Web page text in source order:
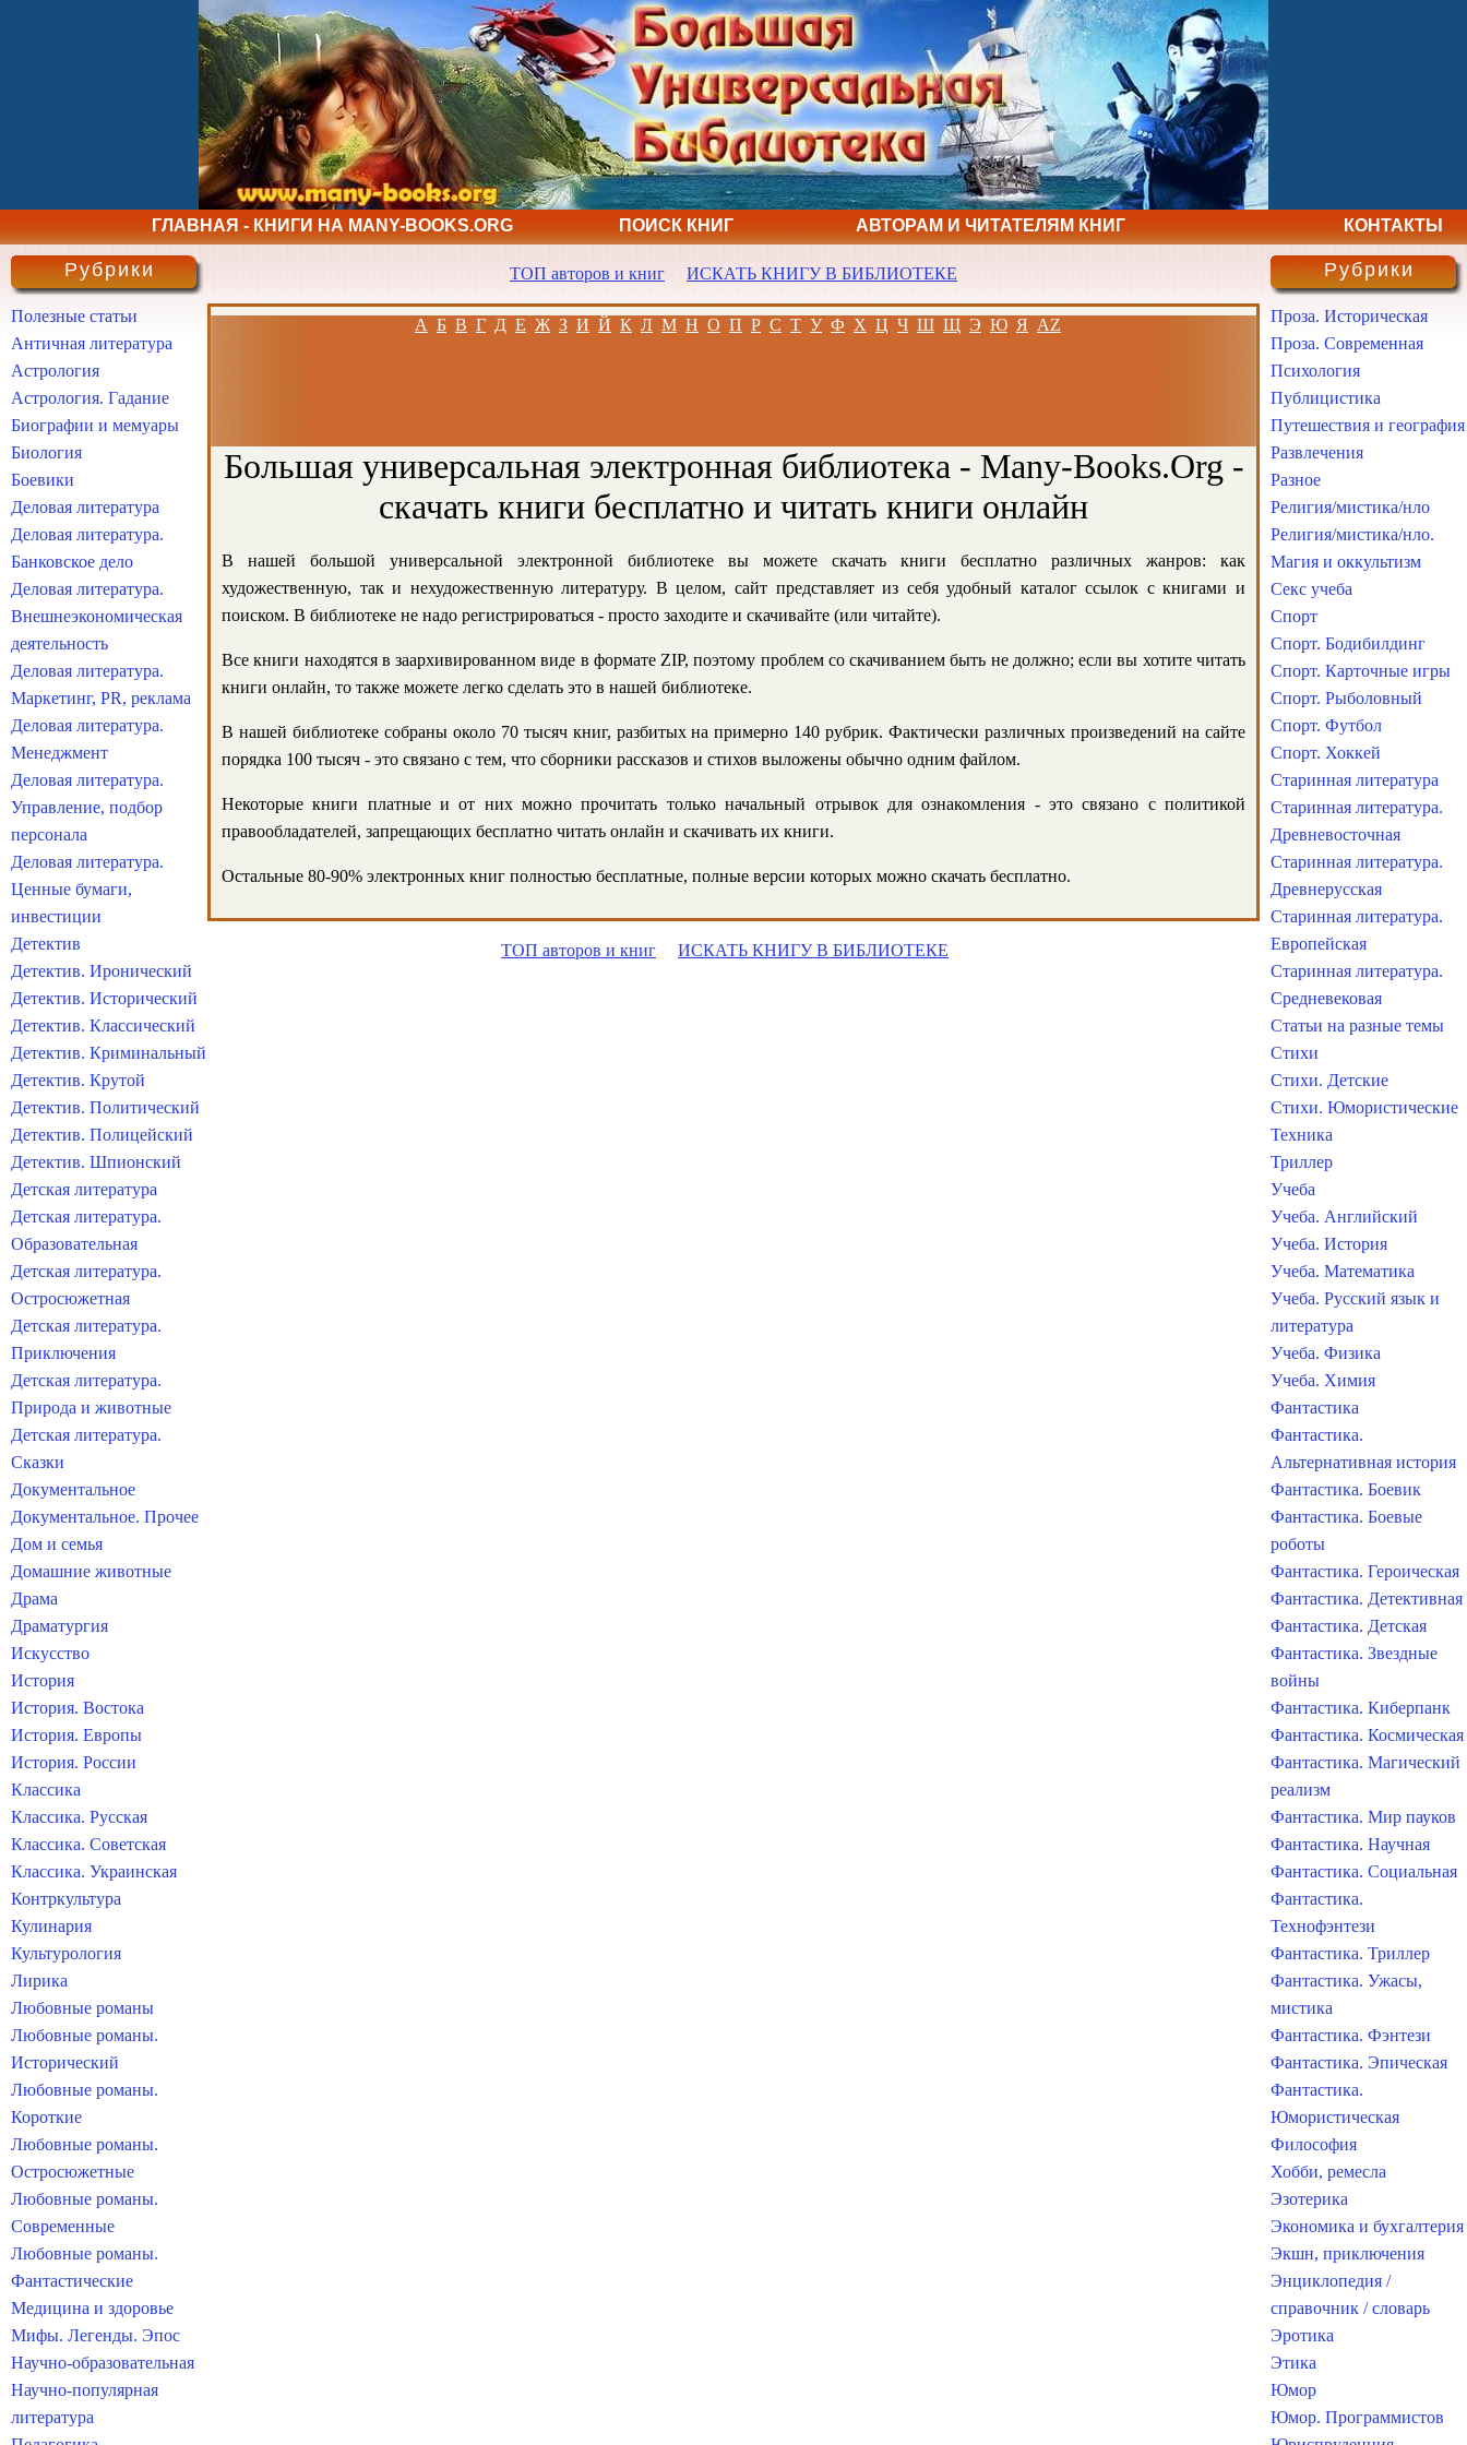
ГЛАВНАЯ - КНИГИ НА MANY-BOOKS.ORG ПОИСК КНИГ АВТОРАМ И ЧИТАТЕЛЯМ КНИГ КОНТАКТЫ
ТОП авторов и книг ИСКАТЬ КНИГУ В БИБЛИОТЕКЕ
А Б В Г Д Е Ж З И Й К Л М Н О П Р С Т У Ф Х Ц Ч Ш Щ Э Ю Я AZ
Большая универсальная электронная библиотека - Many-Books.Org -
скачать книги бесплатно и читать книги онлайн
В нашей большой универсальной электронной библиотеке вы можете скачать книги бесплатно различных жанров: как
художественную, так и нехудожественную литературу. В целом, сайт представляет из себя удобный каталог ссылок с книгами и
поиском. В библиотеке не надо регистрироваться - просто заходите и скачивайте (или читайте).
Все книги находятся в заархивированном виде в формате ZIP, поэтому проблем со скачиванием быть не должно; если вы хотите читать
книги онлайн, то также можете легко сделать это в нашей библиотеке.
В нашей библиотеке собраны около 70 тысяч книг, разбитых на примерно 140 рубрик. Фактически различных произведений на сайте
порядка 100 тысяч - это связано с тем, что сборники рассказов и стихов выложены обычно одним файлом.
Некоторые книги платные и от них можно прочитать только начальный отрывок для ознакомления - это связано с политикой
правообладателей, запрещающих бесплатно читать онлайн и скачивать их книги.
Остальные 80-90% электронных книг полностью бесплатные, полные версии которых можно скачать бесплатно.
ТОП авторов и книг ИСКАТЬ КНИГУ В БИБЛИОТЕКЕ
Рубрики
Полезные статьи
Античная литература
Астрология
Астрология. Гадание
Биографии и мемуары
Биология
Боевики
Деловая литература
Деловая литература.
Банковское дело
Деловая литература.
Внешнеэкономическая
деятельность
Деловая литература.
Маркетинг, PR, реклама
Деловая литература.
Менеджмент
Деловая литература.
Управление, подбор
персонала
Деловая литература.
Ценные бумаги,
инвестиции
Детектив
Детектив. Иронический
Детектив. Исторический
Детектив. Классический
Детектив. Криминальный
Детектив. Крутой
Детектив. Политический
Детектив. Полицейский
Детектив. Шпионский
Детская литература
Детская литература.
Образовательная
Детская литература.
Остросюжетная
Детская литература.
Приключения
Детская литература.
Природа и животные
Детская литература.
Сказки
Документальное
Документальное. Прочее
Дом и семья
Домашние животные
Драма
Драматургия
Искусство
История
История. Востока
История. Европы
История. России
Классика
Классика. Русская
Классика. Советская
Классика. Украинская
Контркультура
Кулинария
Культурология
Лирика
Любовные романы
Любовные романы.
Исторический
Любовные романы.
Короткие
Любовные романы.
Остросюжетные
Любовные романы.
Современные
Любовные романы.
Фантастические
Медицина и здоровье
Мифы. Легенды. Эпос
Научно-образовательная
Научно-популярная
литература
Рубрики
Проза. Историческая
Проза. Современная
Психология
Публицистика
Путешествия и география
Развлечения
Разное
Религия/мистика/нло
Религия/мистика/нло.
Магия и оккультизм
Секс учеба
Спорт
Спорт. Бодибилдинг
Спорт. Карточные игры
Спорт. Рыболовный
Спорт. Футбол
Спорт. Хоккей
Старинная литература
Старинная литература.
Древневосточная
Старинная литература.
Древнерусская
Старинная литература.
Европейская
Старинная литература.
Средневековая
Статьи на разные темы
Стихи
Стихи. Детские
Стихи. Юмористические
Техника
Триллер
Учеба
Учеба. Английский
Учеба. История
Учеба. Математика
Учеба. Русский язык и
литература
Учеба. Физика
Учеба. Химия
Фантастика
Фантастика.
Альтернативная история
Фантастика. Боевик
Фантастика. Боевые
роботы
Фантастика. Героическая
Фантастика. Детективная
Фантастика. Детская
Фантастика. Звездные
войны
Фантастика. Киберпанк
Фантастика. Космическая
Фантастика. Магический
реализм
Фантастика. Мир пауков
Фантастика. Научная
Фантастика. Социальная
Фантастика.
Технофэнтези
Фантастика. Триллер
Фантастика. Ужасы,
мистика
Фантастика. Фэнтези
Фантастика. Эпическая
Фантастика.
Юмористическая
Философия
Хобби, ремесла
Эзотерика
Экономика и бухгалтерия
Экшн, приключения
Энциклопедия /
справочник / словарь
Эротика
Этика
Юмор
Юмор. Программистов